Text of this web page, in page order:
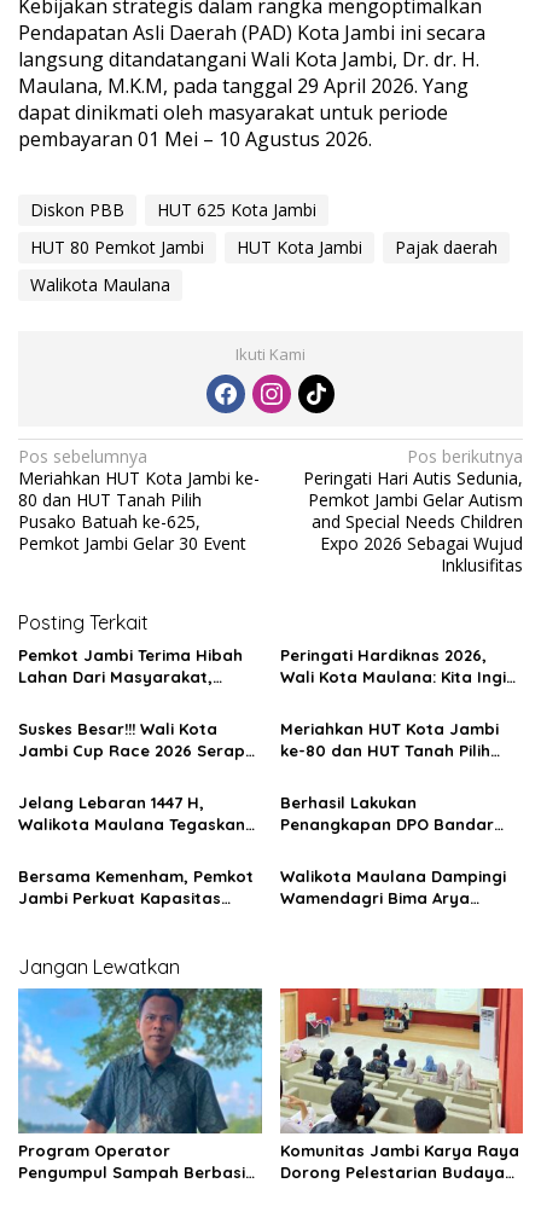
Kebijakan strategis dalam rangka mengoptimalkan
Pendapatan Asli Daerah (PAD) Kota Jambi ini secara
langsung ditandatangani Wali Kota Jambi, Dr. dr. H.
Maulana, M.K.M, pada tanggal 29 April 2026. Yang
dapat dinikmati oleh masyarakat untuk periode
pembayaran 01 Mei – 10 Agustus 2026.
Diskon PBB
HUT 625 Kota Jambi
HUT 80 Pemkot Jambi
HUT Kota Jambi
Pajak daerah
Walikota Maulana
Ikuti Kami
N
a
v
i
a
s
p
o
s
Pos sebelumnya
Meriahkan HUT Kota Jambi ke-
80 dan HUT Tanah Pilih
Pusako Batuah ke-625,
Pemkot Jambi Gelar 30 Event
Pos berikutnya
Peringati Hari Autis Sedunia,
Pemkot Jambi Gelar Autism
and Special Needs Children
Expo 2026 Sebagai Wujud
Inklusifitas
Posting Terkait
Pemkot Jambi Terima Hibah
Lahan Dari Masyarakat,
Untuk Pembangunan
Infrastruktur
Peringati Hardiknas 2026,
Wali Kota Maulana: Kita Ingin
Karakter Yang Kuat Dan
Tidak Tercerabut Dari Akar
Suskes Besar!!! Wali Kota
Jambi Cup Race 2026 Serap
Miliar
Meriahkan HUT Kota Jambi
ke-80 dan HUT Tanah Pilih
Pemkot Jambi Gelar 30 Event
Jelang Lebaran 1447 H,
Walikota Maulana Tegaskan
Untuk Amankan Pasokan Air
Berhasil Lakukan
Penangkapan DPO Bandar
Jambi Apresiasi Kinerja Polda
Jambi
Bersama Kemenham, Pemkot
Jambi Perkuat Kapasitas
Walikota Maulana Dampingi
Wamendagri Bima Arya
Jangan Lewatkan
Program Operator
Pengumpul Sampah Berbasis
Komunitas Jambi Karya Raya
Dorong Pelestarian Budaya